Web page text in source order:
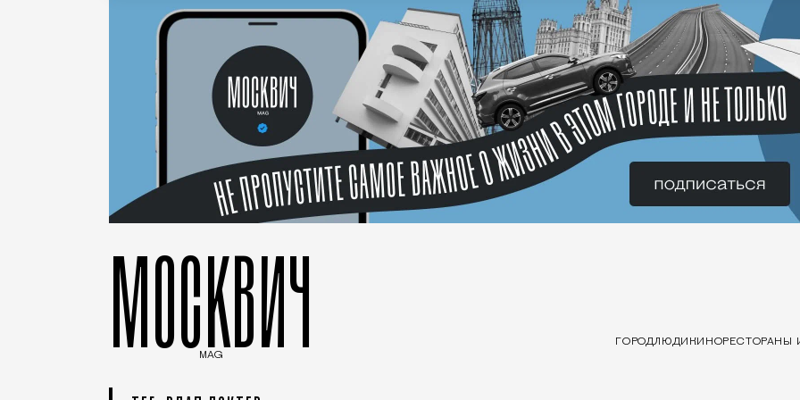
МОСКВИЧ
MAG
ГОРОДЛЮДИ КИНОРЕСТОРАНЫ